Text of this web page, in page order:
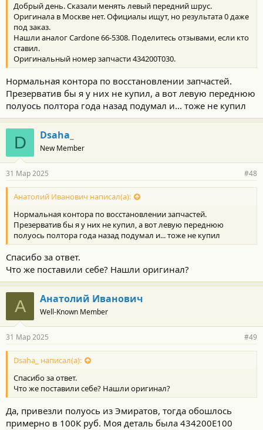
Добрый день. Сказали менять левый передний шрус.
Оригинала в Москве нет. Официалы ищут, но результата 0 даже
под заказ.
Нашли аналог Cardone 66-5308. Поделитесь отзывами, если кто
ставил.
Оригинальный номер запчасти 434200T030.
Нормальная контора по восстановлении запчастей.
Презерватив бы я у них не купил, а вот левую переднюю
полуось полтора года назад подумал и... тоже не купил
D Dsaha_
New Member
31 Мар 2025 #48
Анатолий Иванович написал(а):
Нормальная контора по восстановлении запчастей.
Презерватив бы я у них не купил, а вот левую переднюю
полуось полтора года назад подумал и... тоже не купил
Спасибо за ответ.
Что же поставили себе? Нашли оригинал?
А Анатолий Иванович
Well-Known Member
31 Мар 2025 #49
Dsaha_ написал(а):
Спасибо за ответ.
Что же поставили себе? Нашли оригинал?
Да, привезли полуось из Эмиратов, тогда обошлось
примерно в 100К руб. Моя деталь была 434200E100